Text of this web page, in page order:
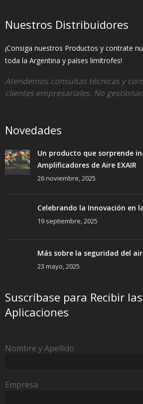
Nuestros Distribuidores
¡Consiga nuestros Productos y contrate
toda la Argentina y países limítrofes!
Atendemos consultas técnicas y
clientes empresariales. No
Novedades
Un producto que sorprende
Amplificadores de Aire EXAIR
26 noviembre, 2025
Celebrando la Innovación en
19 septiembre, 2025
Más sobre la seguridad del
23 mayo, 2025
Suscríbase para Recibir
Aplicaciones
Nombre y Apellido
Empresa